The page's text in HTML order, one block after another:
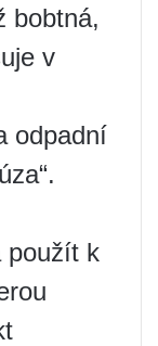
bobtná,
v
odpadní
použít k